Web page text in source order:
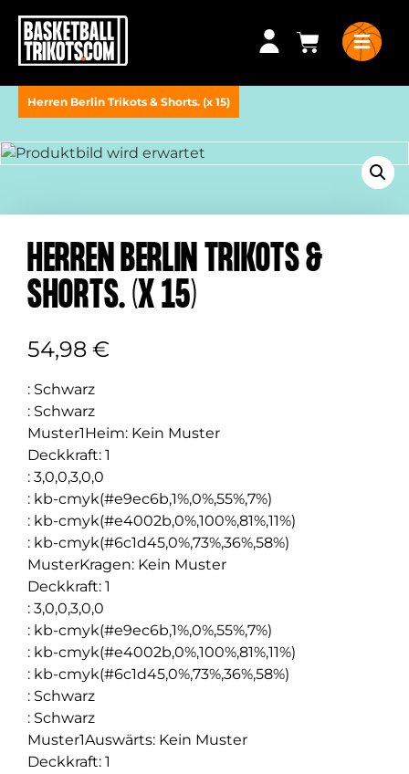
Herren Berlin Trikots & Shorts. (x 15)
HERREN BERLIN TRIKOTS &
SHORTS. (X 15)
54,98 €
: Schwarz
: Schwarz
Muster1Heim: Kein Muster
Deckkraft: 1
: 3,0,0,3,0,0
: kb-cmyk(#e9ec6b,1%,0%,55%,7%)
: kb-cmyk(#e4002b,0%,100%,81%,11%)
: kb-cmyk(#6c1d45,0%,73%,36%,58%)
MusterKragen: Kein Muster
Deckkraft: 1
: 3,0,0,3,0,0
: kb-cmyk(#e9ec6b,1%,0%,55%,7%)
: kb-cmyk(#e4002b,0%,100%,81%,11%)
: kb-cmyk(#6c1d45,0%,73%,36%,58%)
: Schwarz
: Schwarz
Muster1Auswärts: Kein Muster
Deckkraft: 1